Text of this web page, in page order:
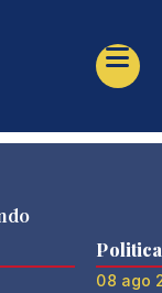
Politica
08 ago